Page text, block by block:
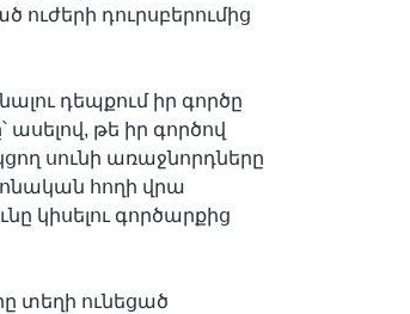
ուժերի դուրսբերումից
դեպքում իր գործը
ասելով, թե իր գործով
սունի առաջնորդները
հողի վրա
կիսելու գործարքից
տեղի ունեցած